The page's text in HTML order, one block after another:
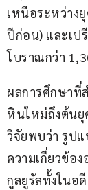
เหนือระหว่าง
ปีก่อน) และเป
โบราณกว่า
ผลการศึกษาที่
หินใหม่ถึงต้นยุ
วิจัยพบว่า รูปแ
ความเกี่ยวข้อ
กูลยูรัลทั้งในอ